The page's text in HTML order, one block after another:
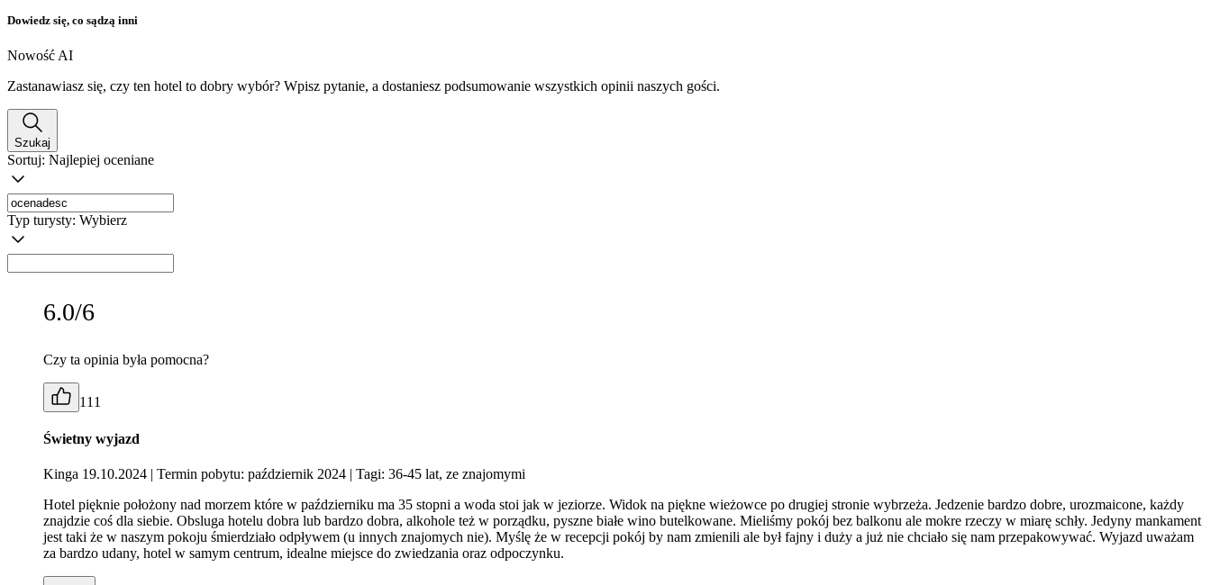
Dowiedz się, co sądzą inni
Nowość AI
Zastanawiasz się, czy ten hotel to dobry wybór? Wpisz pytanie, a dostaniesz podsumowanie wszystkich opinii naszych gości.
Szukaj
Sortuj: Najlepiej oceniane
Typ turysty: Wybierz
6.0/6
Czy ta opinia była pomocna?
111
Świetny wyjazd
Kinga 19.10.2024 | Termin pobytu: październik 2024 | Tagi: 36-45 lat, ze znajomymi
Hotel pięknie położony nad morzem które w październiku ma 35 stopni a woda stoi jak w jeziorze. Widok na piękne wieżowce po drugiej stronie wybrzeża. Jedzenie bardzo dobre, urozmaicone, każdy
znajdzie coś dla siebie. Obsluga hotelu dobra lub bardzo dobra, alkohole też w porządku, pyszne białe wino butelkowane. Mieliśmy pokój bez balkonu ale mokre rzeczy w miarę schły. Jedyny mankament
jest taki że w naszym pokoju śmierdziało odpływem (u innych znajomych nie). Myślę że w recepcji pokój by nam zmienili ale był fajny i duży a już nie chciało się nam przepakowywać. Wyjazd uważam
za bardzo udany, hotel w samym centrum, idealne miejsce do zwiedzania oraz odpoczynku.